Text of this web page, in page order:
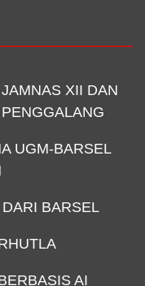
XII DAN
UGM-BARSEL
BARSEL
AI